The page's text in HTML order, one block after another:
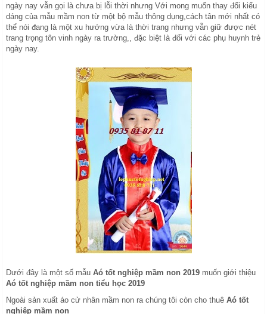
ngày nay vẫn gọi là chưa bị lỗi thời nhưng Với mong muốn thay đổi kiểu
dáng của mẫu mầm non từ một bộ mẫu thông dụng,cách tân mới nhất có
thể nói đang là một xu hướng vừa là thời trang nhưng vẫn giữ được nét
trang trọng tôn vinh ngày ra trường,, đặc biệt là đối với các phụ huynh trẻ
ngày nay.
Dưới đây là một số mẫu Aó tốt nghiệp mầm non 2019 muốn giới thiệu
Aó tốt nghiệp mầm non tiểu học 2019
Ngoài sản xuất áo cử nhân mầm non ra chúng tôi còn cho thuê Aó tốt
nghiệp mầm non